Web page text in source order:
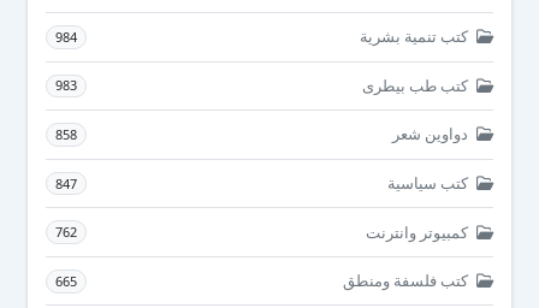
كتب تنمية بشرية 984
كتب طب بيطرى 983
دواوين شعر 858
كتب سياسية 847
كمبيوتر وانترنت 762
كتب فلسفة ومنطق 665